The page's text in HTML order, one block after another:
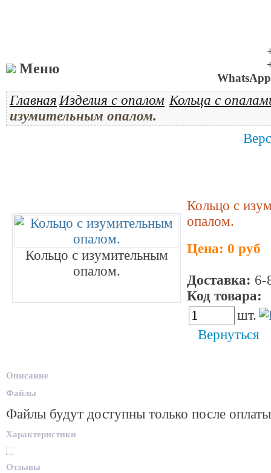
Меню
Главная Изделия с опалом Кольца с
изумительным опалом.
Кольцо с изумительным
опалом.
Кольцо с
опалом.
Цена: 0 руб
Доставка: 6-
Код товара:
шт.
Вернуться
Описание
Файлы
Файлы будут доступны только после оплаты
Характеристики
Отзывы